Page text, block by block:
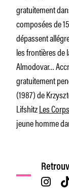
gratuitement
composées de
dépassent
les frontières de
Almodovar…
gratuitement
(1987) de
LifshitzLes
jeune homme